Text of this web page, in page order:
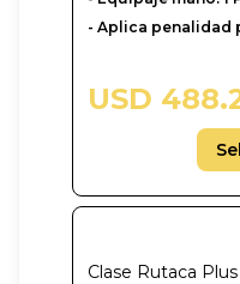
- Aplica penalidad
USD
Clase Rutaca Plus